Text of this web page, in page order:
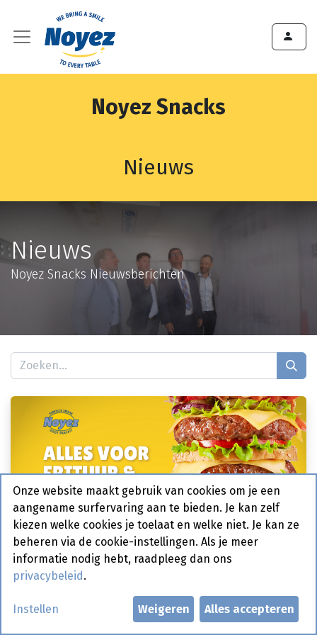
Noyez Snacks
Nieuws
Nieuws
Noyez Snacks Nieuwsberichten
Febe Noyez
Onze nieuwe webshop is er!
We hebben spannend nieuws voor alle snackliefhebbers: onze
gloednieuwe webshop is live! Bij Noyez Snacks willen we het je zo
14 okt. 2024
Onze website maakt gebruik van cookies om je een
aangename surfervaring aan te bieden. Je kan zelf
kiezen welke cookies je toelaat en welke niet. Je kan ze
beheren via de cookie-instellingen. Als je meer
informatie nodig hebt, raadpleeg dan ons
privacybeleid .
Instellen Weigeren Alles accepteren